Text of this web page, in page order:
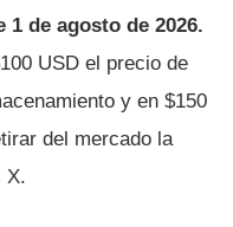
de agosto de 2026.
USD el precio de
y en $150
del mercado la
X.